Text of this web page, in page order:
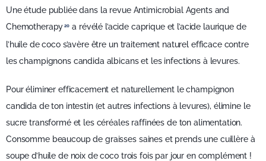
Une étude publiée dans la revue Antimicrobial Agents and
Chemotherapy 20 a révélé l’acide caprique et l’acide laurique de
l’huile de coco s’avère être un traitement naturel efficace contre
les champignons candida albicans et les infections à levures.
Pour éliminer efficacement et naturellement le champignon
candida de ton intestin (et autres infections à levures), élimine le
sucre transformé et les céréales raffinées de ton alimentation.
Consomme beaucoup de graisses saines et prends une cuillère à
soupe d’huile de noix de coco trois fois par jour en complément !